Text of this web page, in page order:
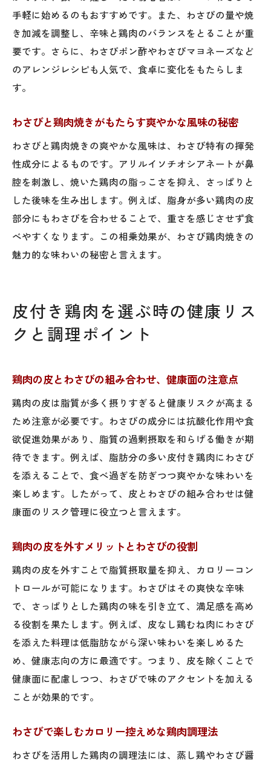
手軽に始めるのもおすすめです。また、わさびの量や焼
き加減を調整し、辛味と鶏肉のバランスをとることが重
要です。さらに、わさびポン酢やわさびマヨネーズなど
のアレンジレシピも人気で、食卓に変化をもたらしま
す。
わさびと鶏肉焼きがもたらす爽やかな風味の秘密
わさびと鶏肉焼きの爽やかな風味は、わさび特有の揮発
性成分によるものです。アリルイソチオシアネートが鼻
腔を刺激し、焼いた鶏肉の脂っこさを抑え、さっぱりと
した後味を生み出します。例えば、脂身が多い鶏肉の皮
部分にもわさびを合わせることで、重さを感じさせず食
べやすくなります。この相乗効果が、わさび鶏肉焼きの
魅力的な味わいの秘密と言えます。
皮付き鶏肉を選ぶ時の健康リス
クと調理ポイント
鶏肉の皮とわさびの組み合わせ、健康面の注意点
鶏肉の皮は脂質が多く摂りすぎると健康リスクが高まる
ため注意が必要です。わさびの成分には抗酸化作用や食
欲促進効果があり、脂質の過剰摂取を和らげる働きが期
待できます。例えば、脂肪分の多い皮付き鶏肉にわさび
を添えることで、食べ過ぎを防ぎつつ爽やかな味わいを
楽しめます。したがって、皮とわさびの組み合わせは健
康面のリスク管理に役立つと言えます。
鶏肉の皮を外すメリットとわさびの役割
鶏肉の皮を外すことで脂質摂取量を抑え、カロリーコン
トロールが可能になります。わさびはその爽快な辛味
で、さっぱりとした鶏肉の味を引き立て、満足感を高め
る役割を果たします。例えば、皮なし鶏むね肉にわさび
を添えた料理は低脂肪ながら深い味わいを楽しめるた
め、健康志向の方に最適です。つまり、皮を除くことで
健康面に配慮しつつ、わさびで味のアクセントを加える
ことが効果的です。
わさびで楽しむカロリー控えめな鶏肉調理法
わさびを活用した鶏肉の調理法には、蒸し鶏やわさび醤